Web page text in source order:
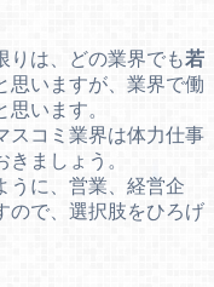
りは、どの業界でも若
思いますが、業界で働
います。
スコミ業界は体力仕事
ましょう。
うに、営業、経営企
ので、選択肢をひろげ